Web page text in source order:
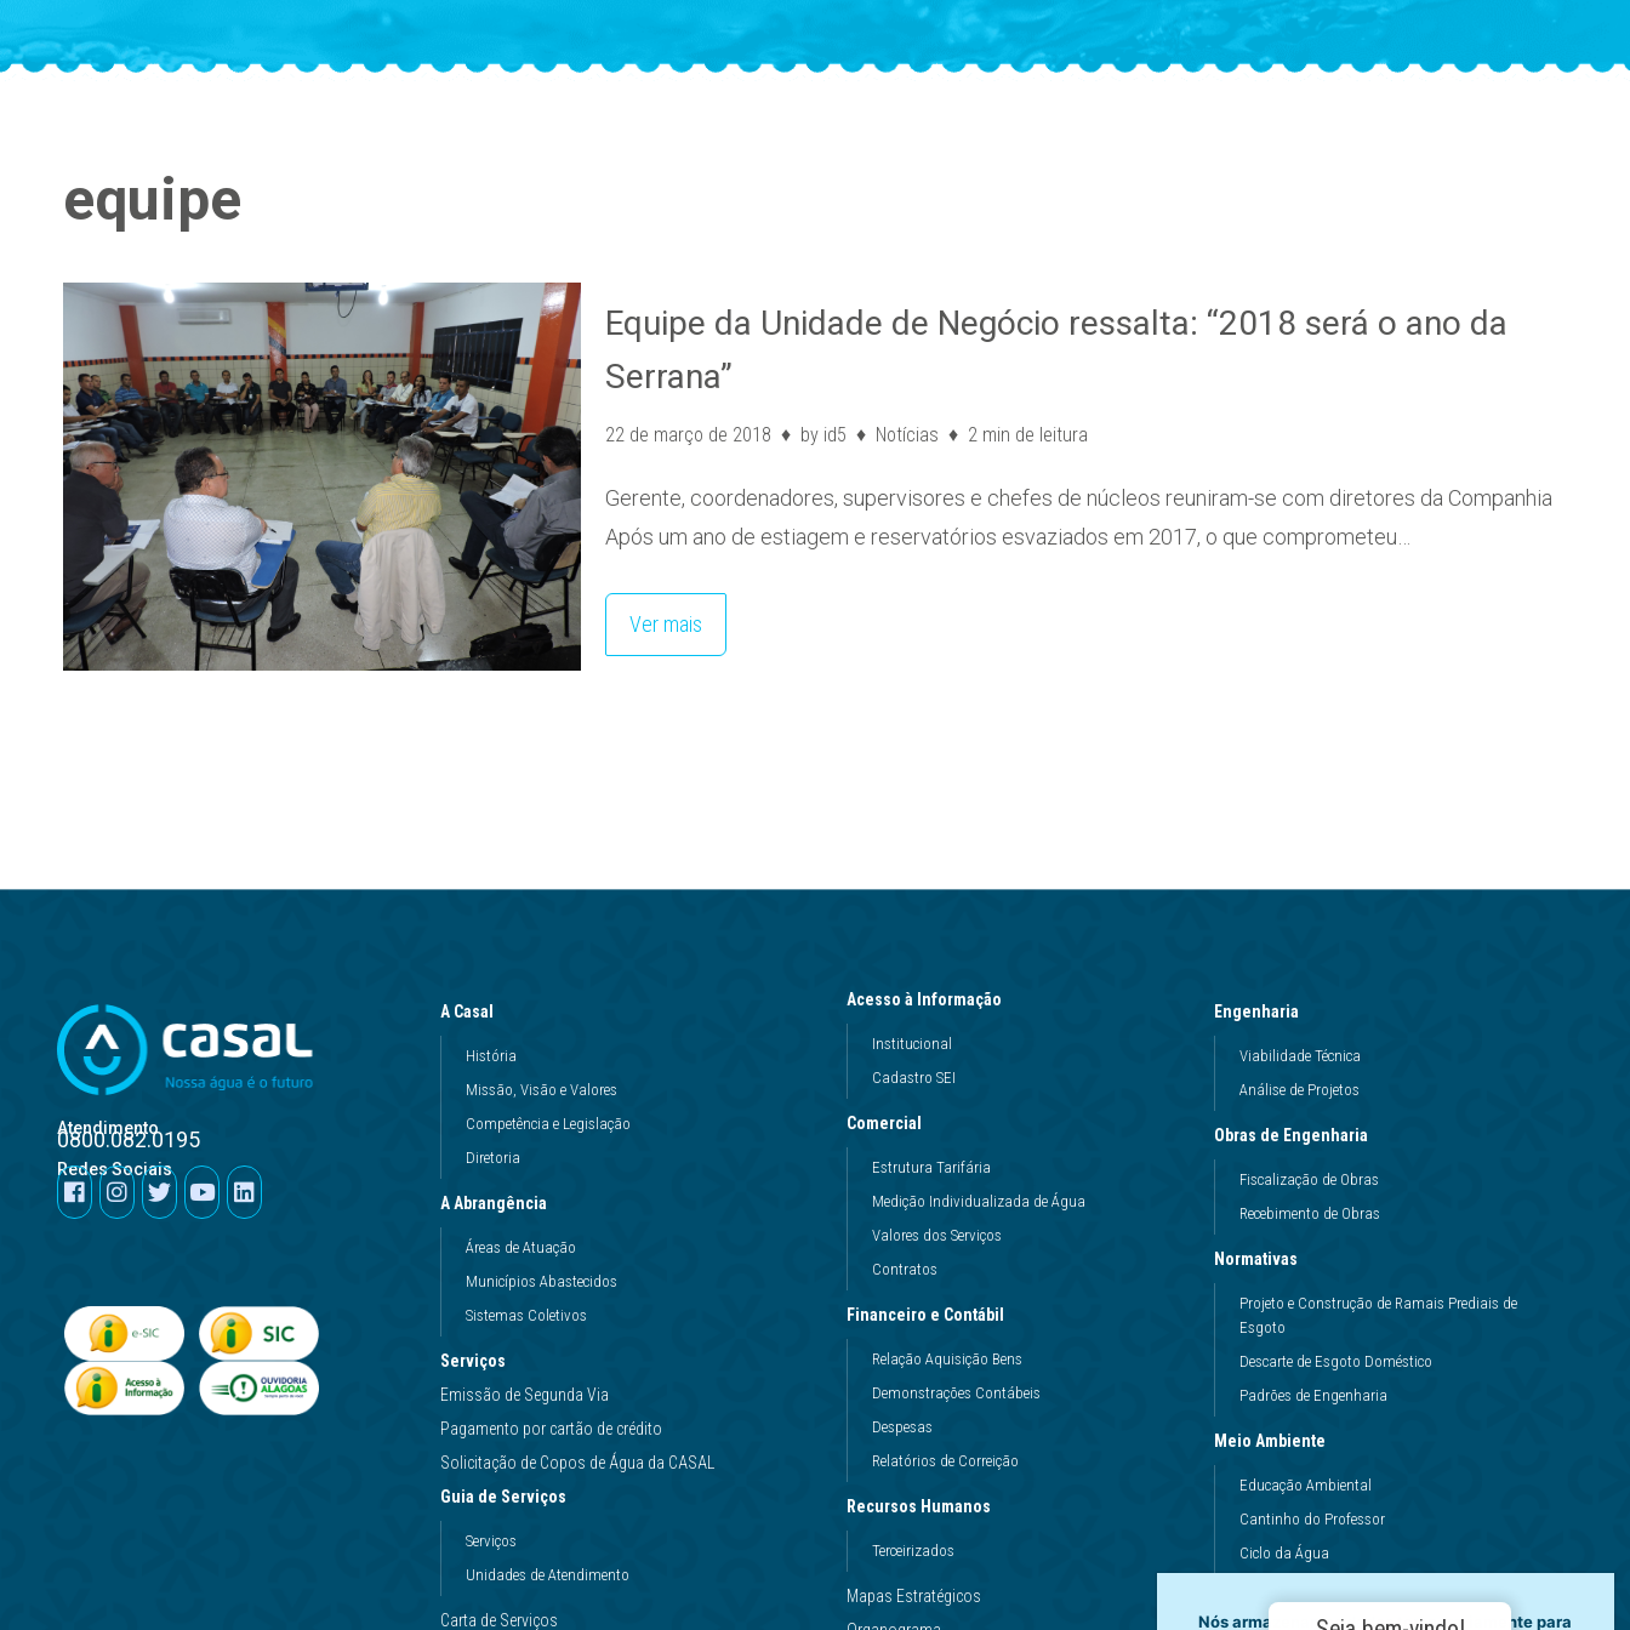
equipe
Equipe da Unidade de Negócio ressalta: “2018 será o ano da
Serrana”
22 de março de 2018 by id5 Notícias 2 min de leitura
Gerente, coordenadores, supervisores e chefes de núcleos reuniram-se com diretores da Companhia
Após um ano de estiagem e reservatórios esvaziados em 2017, o que comprometeu…
Ver mais
Atendimento
0800.082.0195
Redes Sociais
A Casal
História
Missão, Visão e Valores
Competência e Legislação
Diretoria
A Abrangência
Áreas de Atuação
Municípios Abastecidos
Sistemas Coletivos
Serviços
Emissão de Segunda Via
Pagamento por cartão de crédito
Solicitação de Copos de Água da CASAL
Guia de Serviços
Serviços
Unidades de Atendimento
Carta de Serviços
Acesso à Informação
Institucional
Cadastro SEI
Comercial
Estrutura Tarifária
Medição Individualizada de Água
Valores dos Serviços
Contratos
Financeiro e Contábil
Relação Aquisição Bens
Demonstrações Contábeis
Despesas
Relatórios de Correição
Recursos Humanos
Terceirizados
Mapas Estratégicos
Engenharia
Viabilidade Técnica
Análise de Projetos
Obras de Engenharia
Fiscalização de Obras
Recebimento de Obras
Normativas
Projeto e Construção de Ramais Prediais de
Esgoto
Descarte de Esgoto Doméstico
Padrões de Engenharia
Meio Ambiente
Educação Ambiental
Cantinho do Professor
Ciclo da Água
Dinâmicas da Escola
Nós armazenamos dados temporariamente para